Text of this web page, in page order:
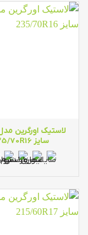
سایز 235/70R16